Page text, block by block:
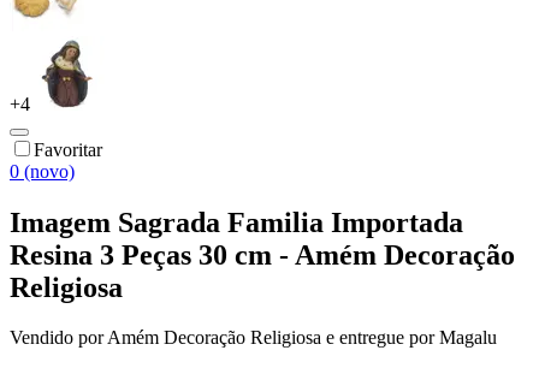
+4
Favoritar
0 (novo)
Imagem Sagrada Familia Importada
Resina 3 Peças 30 cm - Amém Decoração
Religiosa
Vendido porAmém Decoração Religiosa e entregue por Magalu